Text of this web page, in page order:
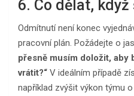
6. Co dělat,
Odmítnutí není konec
pracovní plán. Požádejte o
přesně musím doložit, aby
vrátit?“ V ideálním případě
například zvýšit výkon týmu